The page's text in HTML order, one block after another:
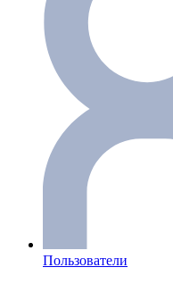
Пользователи